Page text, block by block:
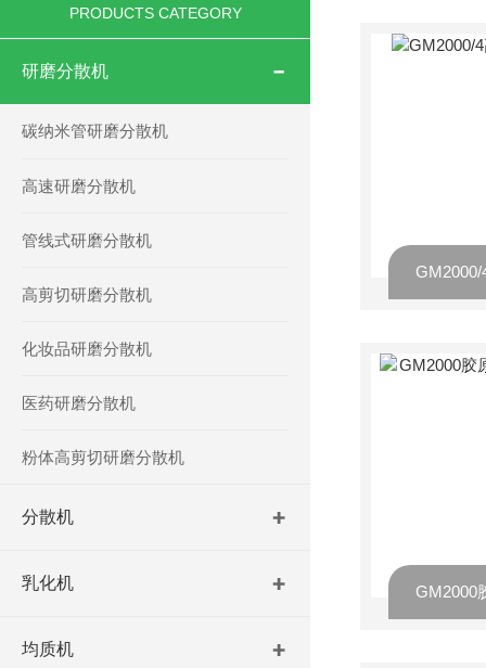
PRODUCTS CATEGORY
研磨分散机
碳纳米管研磨分散机
高速研磨分散机
管线式研磨分散机
高剪切研磨分散机
化妆品研磨分散机
医药研磨分散机
粉体高剪切研磨分散机
分散机
乳化机
均质机